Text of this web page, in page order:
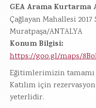
GEA Arama Kurtarma
Çağlayan Mahallesi
Muratpaşa/ANTALYA
Konum Bilgisi:
https://goo.gl/maps/
Eğitimlerimizin
Katılım için
yeterlidir.